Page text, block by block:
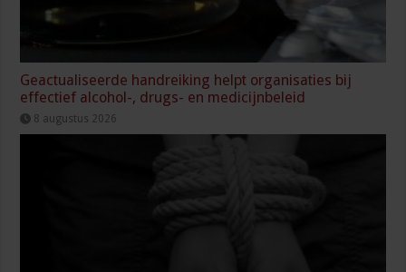
Geactualiseerde handreiking helpt organisaties bij
effectief alcohol-, drugs- en medicijnbeleid
8 augustus 2026